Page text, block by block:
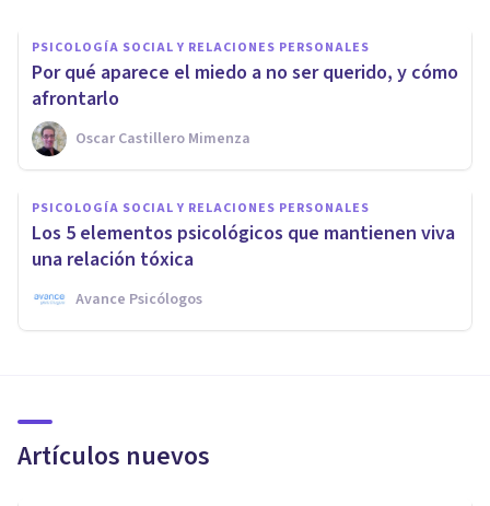
PSICOLOGÍA SOCIAL Y RELACIONES PERSONALES
Por qué aparece el miedo a no ser querido, y cómo
afrontarlo
Oscar Castillero Mimenza
PSICOLOGÍA SOCIAL Y RELACIONES PERSONALES
Los 5 elementos psicológicos que mantienen viva
una relación tóxica
Avance Psicólogos
Artículos nuevos